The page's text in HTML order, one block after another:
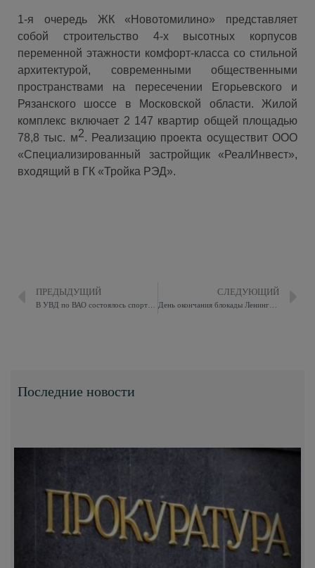
1-я очередь ЖК «Новотомилино» представляет
собой строительство 4-х высотных корпусов
переменной этажности комфорт-класса со стильной
архитектурой, современными общественными
пространствами на пересечении Егорьевского и
Рязанского шоссе в Московской области. Жилой
комплекс включает 2 147 квартир общей площадью
78,8 тыс. м2. Реализацию проекта осуществит ООО
«Специализированный застройщик «РеалИнвест»,
входящий в ГК «Тройка РЭД».
ПРЕДЫДУЩИЙ СЛЕДУЮЩИЙ
Последние новости